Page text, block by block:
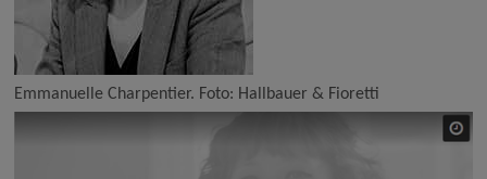
Emmanuelle Charpentier. Foto: Hallbauer & Fioretti